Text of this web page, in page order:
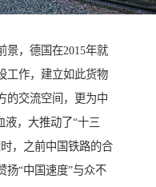
景，德国在2015年就
工作，建立如此货物
的交流空间，更为中
液，大推动了“十三
，之前中国铁路的合
扬“中国速度”与众不